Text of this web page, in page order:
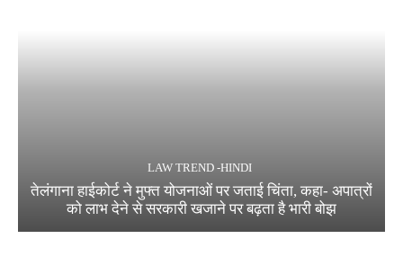
LAW TREND -HINDI
तेलंगाना हाईकोर्ट ने मुफ्त योजनाओं पर जताई चिंता, कहा- अपात्रों
को लाभ देने से सरकारी खजाने पर बढ़ता है भारी बोझ